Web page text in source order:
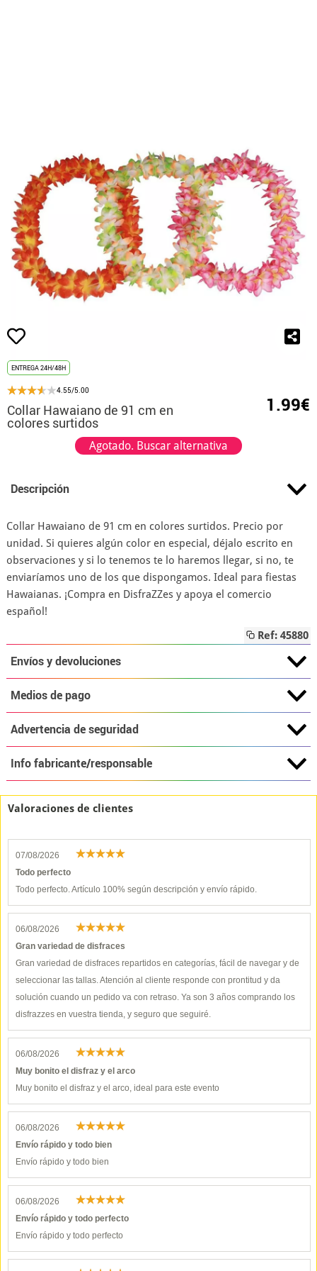
ENTREGA 24H/48H
4.55/5.00
Collar Hawaiano de 91 cm en
colores surtidos
1.99€
Agotado. Buscar alternativa
Descripción
Collar Hawaiano de 91 cm en colores surtidos. Precio por
unidad. Si quieres algún color en especial, déjalo escrito en
observaciones y si lo tenemos te lo haremos llegar, si no, te
enviaríamos uno de los que dispongamos. Ideal para fiestas
Hawaianas. ¡Compra en DisfraZZes y apoya el comercio
español!
Ref: 45880
Envíos y devoluciones
Medios de pago
Advertencia de seguridad
Info fabricante/responsable
Valoraciones de clientes
07/08/2026
Todo perfecto
Todo perfecto. Artículo 100% según descripción y envío rápido.
06/08/2026
Gran variedad de disfraces
Gran variedad de disfraces repartidos en categorías, fácil de navegar y de
seleccionar las tallas. Atención al cliente responde con prontitud y da
solución cuando un pedido va con retraso. Ya son 3 años comprando los
disfrazzes en vuestra tienda, y seguro que seguiré.
06/08/2026
Muy bonito el disfraz y el arco
Muy bonito el disfraz y el arco, ideal para este evento
06/08/2026
Envío rápido y todo bien
Envío rápido y todo bien
06/08/2026
Envío rápido y todo perfecto
Envío rápido y todo perfecto